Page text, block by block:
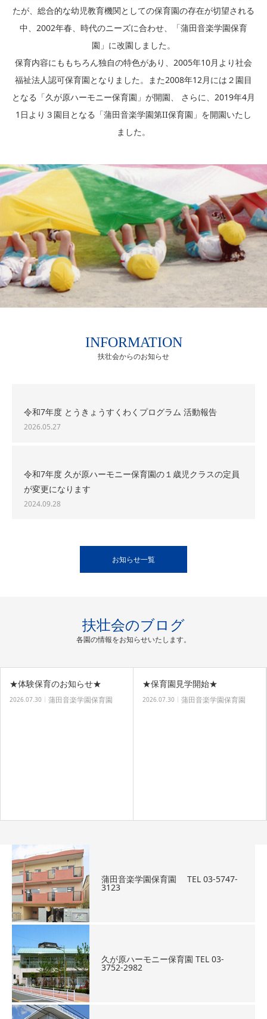
たが、総合的な幼児教育機関としての保育園の存在が切望される
中、2002年春、時代のニーズに合わせ、「蒲田音楽学園保育
園」に改園しました。
保育内容にももちろん独自の特色があり、2005年10月より社会
福祉法人認可保育園となりました。また2008年12月には２園目
となる「久が原ハーモニー保育園」が開園、 さらに、2019年4月
1日より３園目となる「蒲田音楽学園第II保育園」を開園いたし
ました。
INFORMATION
扶壮会からのお知らせ
令和7年度 とうきょうすくわくプログラム 活動報告
2026.05.27
令和7年度 久が原ハーモニー保育園の１歳児クラスの定員
が変更になります
2024.09.28
お知らせ一覧
扶壮会のブログ
各園の情報をお知らせいたします。
★体験保育のお知らせ★
2026.07.30 蒲田音楽学園保育園
★保育園見学開始★
2026.07.30 蒲田音楽学園保育園
蒲田音楽学園保育園 TEL 03-5747-
3123
久が原ハーモニー保育園 TEL 03-
3752-2982